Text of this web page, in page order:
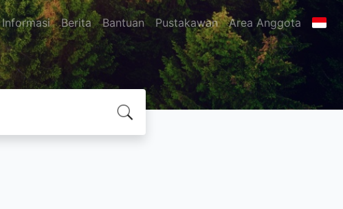
Informasi Berita Bantuan Pustakawan Area Anggota